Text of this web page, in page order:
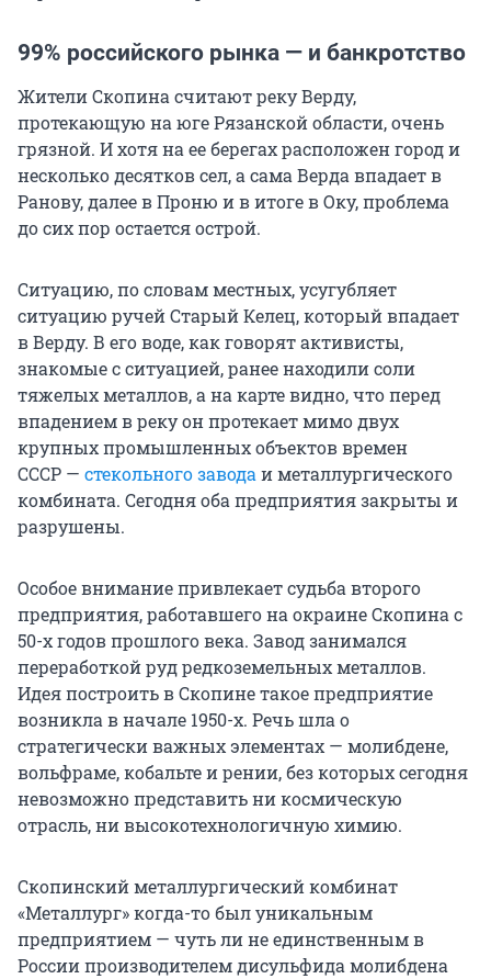
99% российского рынка — и банкротство
Жители Скопина считают реку Верду,
протекающую на юге Рязанской области, очень
грязной. И хотя на ее берегах расположен город и
несколько десятков сел, а сама Верда впадает в
Ранову, далее в Проню и в итоге в Оку, проблема
до сих пор остается острой.
Ситуацию, по словам местных, усугубляет
ситуацию ручей Старый Келец, который впадает
в Верду. В его воде, как говорят активисты,
знакомые с ситуацией, ранее находили соли
тяжелых металлов, а на карте видно, что перед
впадением в реку он протекает мимо двух
крупных промышленных объектов времен
СССР — стекольного завода и металлургического
комбината. Сегодня оба предприятия закрыты и
разрушены.
Особое внимание привлекает судьба второго
предприятия, работавшего на окраине Скопина с
50-х годов прошлого века. Завод занимался
переработкой руд редкоземельных металлов.
Идея построить в Скопине такое предприятие
возникла в начале 1950-х. Речь шла о
стратегически важных элементах — молибдене,
вольфраме, кобальте и рении, без которых сегодня
невозможно представить ни космическую
отрасль, ни высокотехнологичную химию.
Скопинский металлургический комбинат
«Металлург» когда-то был уникальным
предприятием — чуть ли не единственным в
России производителем дисульфида молибдена